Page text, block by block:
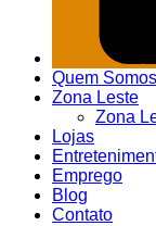
Quem Somos
Zona Leste
Zona
Lojas
Emprego
Blog
Contato